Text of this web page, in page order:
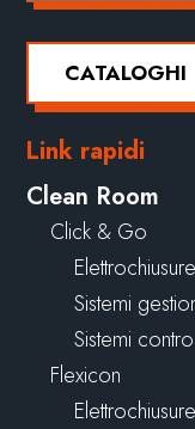
CATALOGHI
Link rapidi
Clean Room
Click & Go
Sistemi
Sistemi
Flexicon